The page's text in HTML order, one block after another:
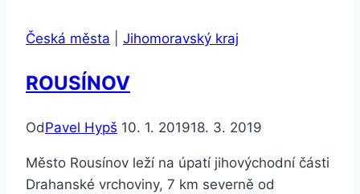
Česká města Jihomoravský kraj
ROUSÍNOV
OdPavel Hypš 10. 1. 201918. 3. 2019
Město Rousínov leží na úpatí jihovýchodní části
Drahanské vrchoviny, 7 km severně od